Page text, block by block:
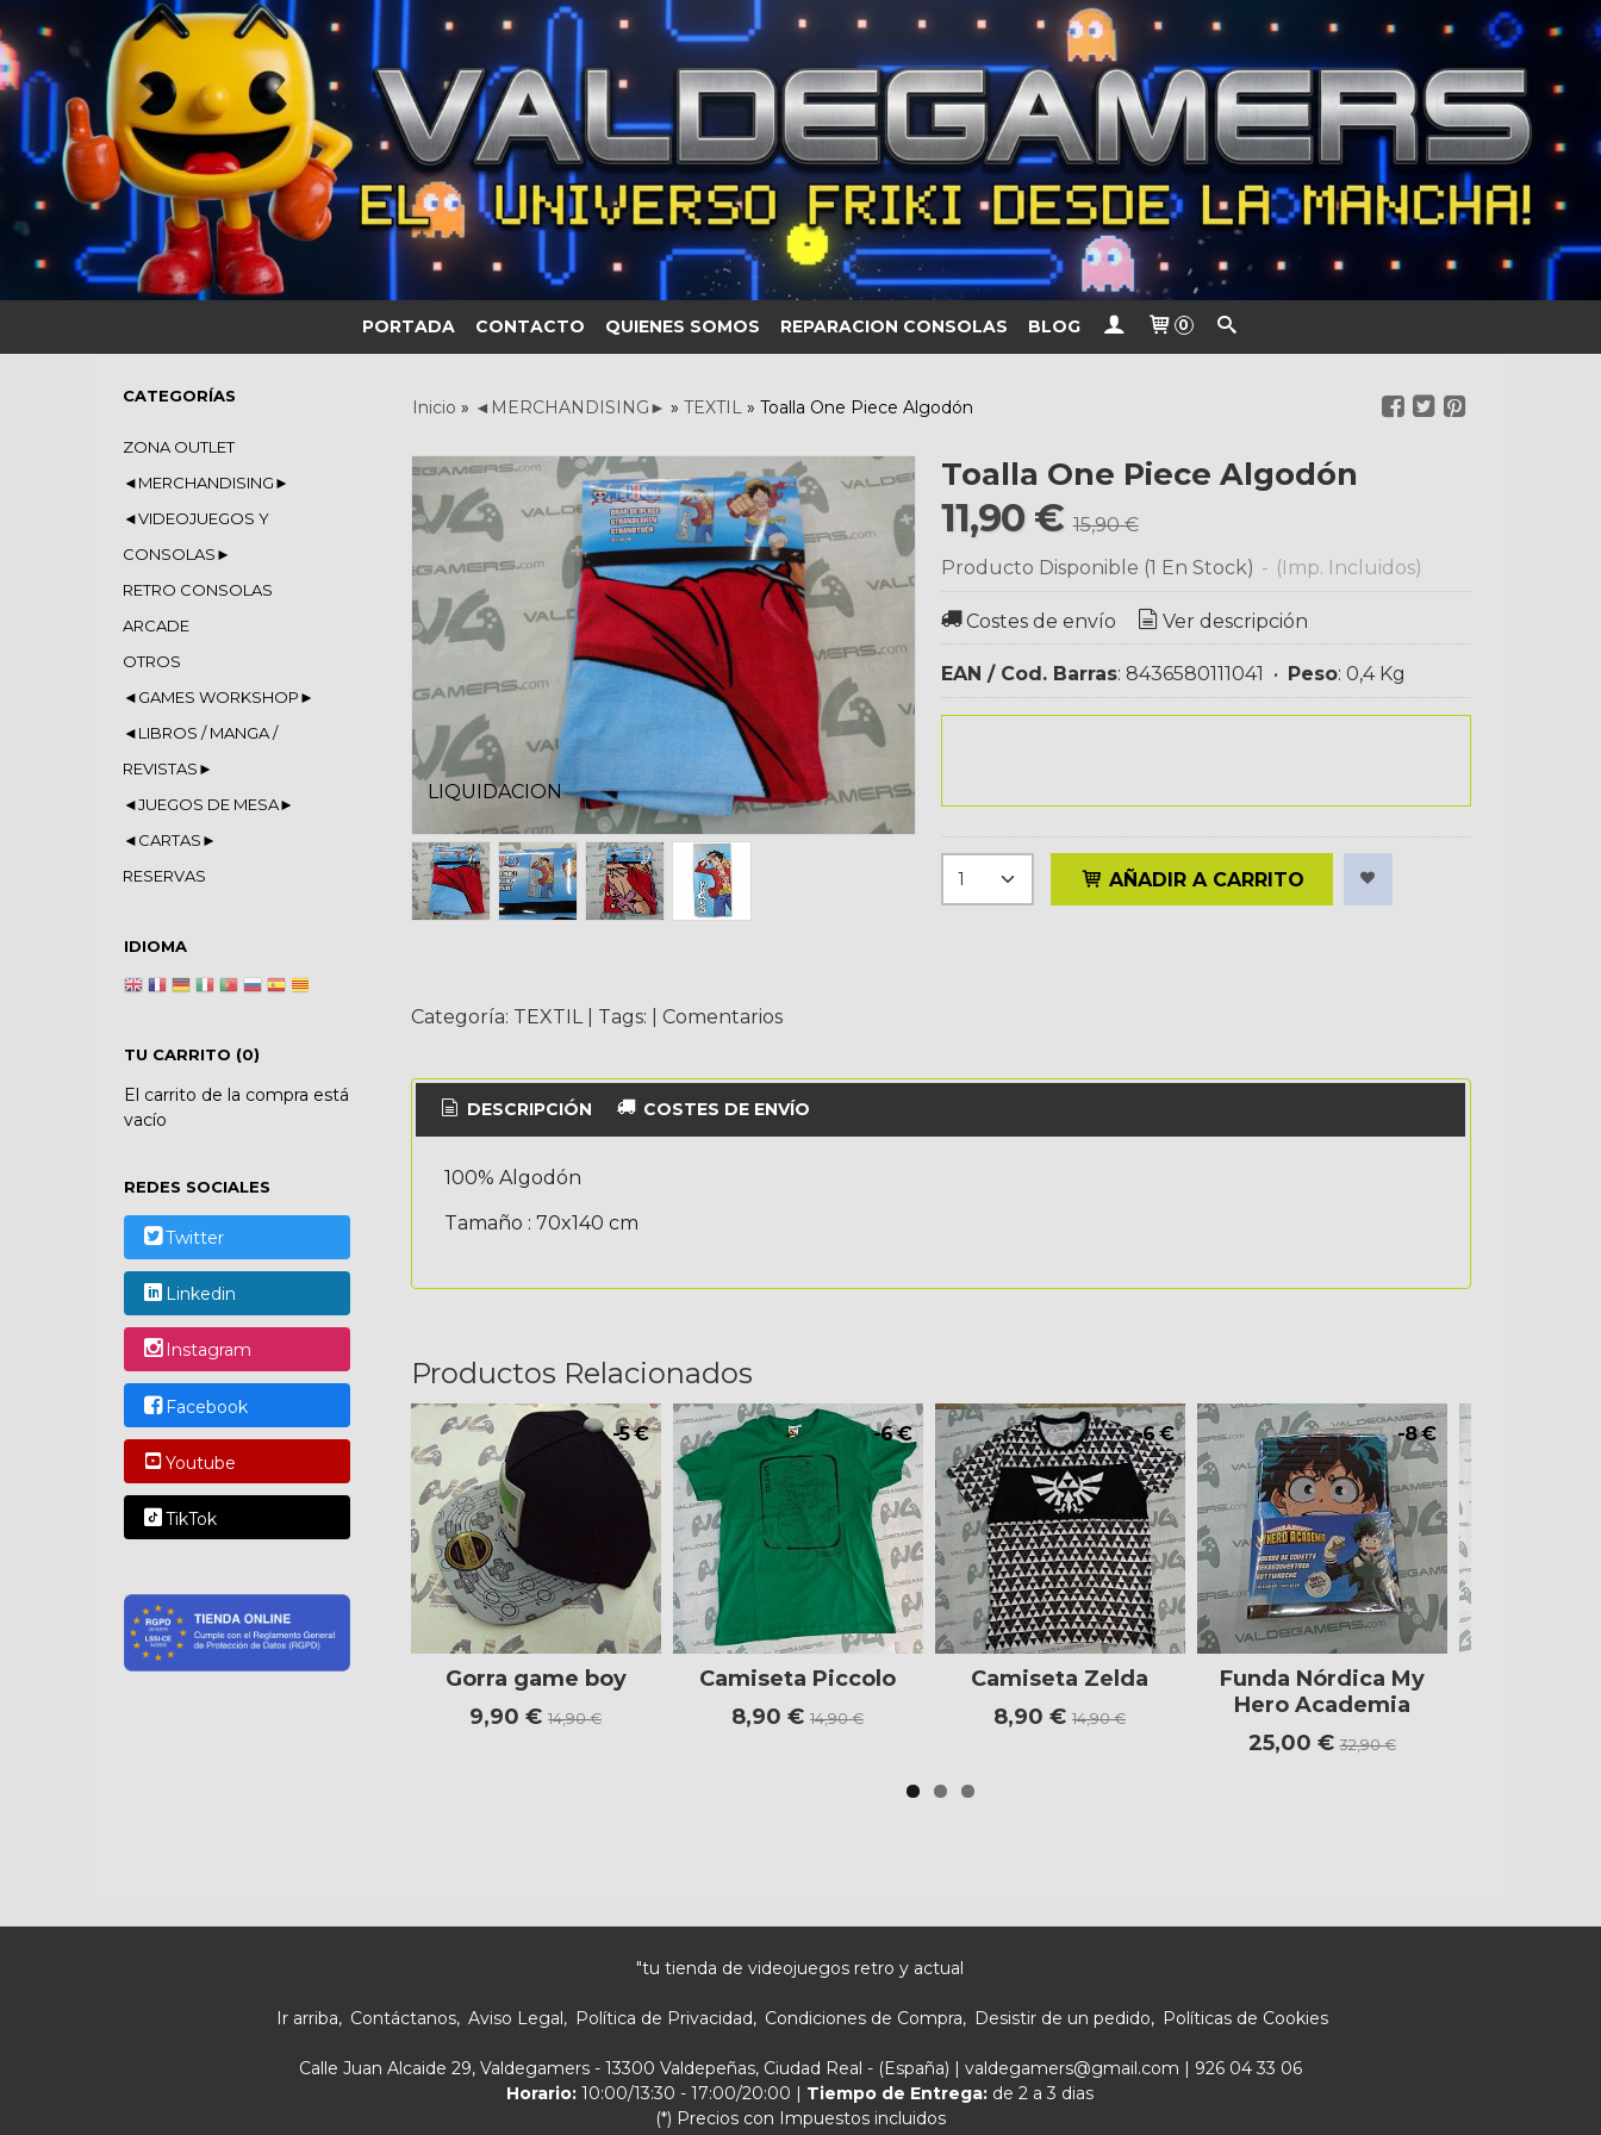
PORTADA CONTACTO QUIENES SOMOS REPARACION CONSOLAS BLOG 0
CATEGORÍAS
ZONA OUTLET
◄MERCHANDISING►
◄VIDEOJUEGOS Y
CONSOLAS►
RETRO CONSOLAS
ARCADE
OTROS
◄GAMES WORKSHOP►
◄LIBROS / MANGA /
REVISTAS►
◄JUEGOS DE MESA►
◄CARTAS►
RESERVAS
IDIOMA
TU CARRITO (0)
El carrito de la compra está
vacío
REDES SOCIALES
Twitter
Linkedin
Instagram
Facebook
Youtube
TikTok
Inicio » ◄MERCHANDISING► » TEXTIL» Toalla One Piece Algodón
LIQUIDACION
Toalla One Piece Algodón
11,90 €15,90 €
Producto Disponible (1 En Stock) - (Imp. Incluidos)
Costes de envío Ver descripción
EAN / Cod. Barras: 8436580111041 • Peso: 0,4 Kg
AÑADIR A CARRITO
Categoría: TEXTIL| Tags: Comentarios
DESCRIPCIÓN COSTES DE ENVÍO
100% Algodón
Tamaño : 70x140 cm
Productos Relacionados
-5 €
Gorra game boy
9,90 €14,90 €
-6 €
Camiseta Piccolo
8,90 €14,90 €
-6 €
Camiseta Zelda
8,90 €14,90 €
-8 €
Funda Nórdica My
Hero Academia
25,00 €32,90 €
"tu tienda de videojuegos retro y actual
Ir arriba Contáctanos Aviso Legal Política de Privacidad Condiciones de Compra Desistir de un pedido Políticas de Cookies
Calle Juan Alcaide 29, Valdegamers - 13300 Valdepeñas, Ciudad Real - (España) | valdegamers@gmail.com | 926 04 33 06
Horario:10:00/13:30 - 17:00/20:00 | Tiempo de Entrega: de 2 a 3 dias
(*) Precios con Impuestos incluidos